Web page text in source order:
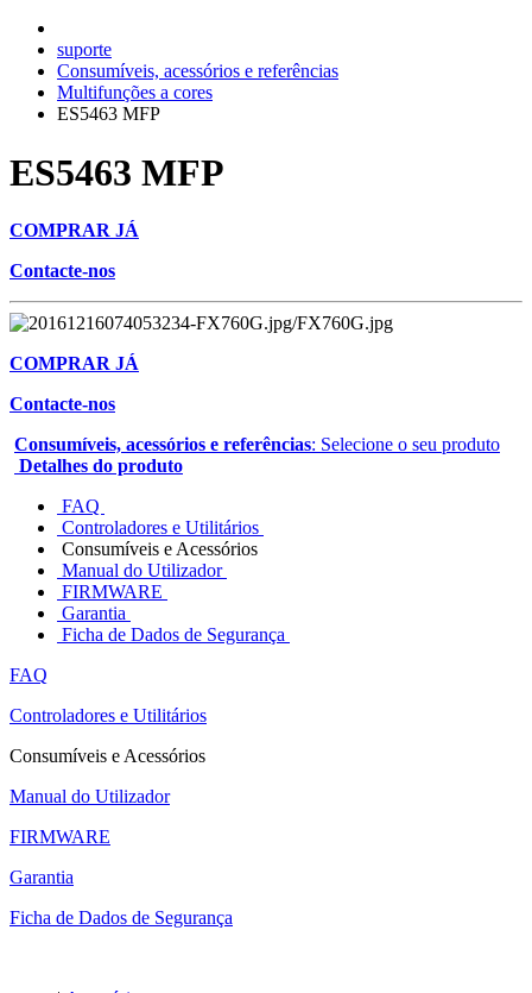
suporte
Consumíveis, acessórios e referências
Multifunções a cores
ES5463 MFP
ES5463 MFP
COMPRAR JÁ
Contacte-nos
COMPRAR JÁ
Contacte-nos
Consumíveis, acessórios e referências: Selecione o seu produto
Detalhes do produto
FAQ
Controladores e Utilitários
Consumíveis e Acessórios
Manual do Utilizador
FIRMWARE
Garantia
Ficha de Dados de Segurança
FAQ
Controladores e Utilitários
Consumíveis e Acessórios
Manual do Utilizador
FIRMWARE
Garantia
Ficha de Dados de Segurança